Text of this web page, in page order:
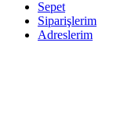
Sepet
Siparişlerim
Adreslerim